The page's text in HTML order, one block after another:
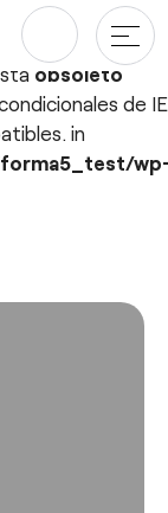
>add_data()
obsoleto
de IE
in